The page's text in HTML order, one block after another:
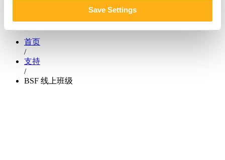
Save Settings
首页
/
支持
/
BSF 线上班级​​